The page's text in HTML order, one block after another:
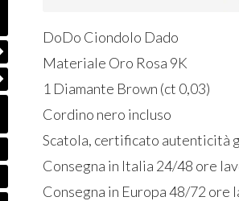
DoDo Ciondolo Dado
Materiale Oro Rosa 9K
1 Diamante Brown (ct 0,03)
Cordino nero incluso
Scatola, certificato autenticità
Consegna in Italia 24/48 ore
Consegna in Europa 48/72